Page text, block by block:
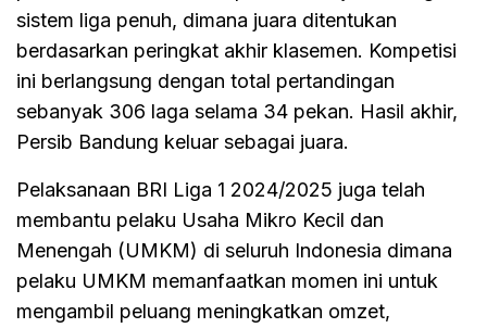
sistem liga penuh, dimana juara ditentukan
berdasarkan peringkat akhir klasemen. Kompetisi
ini berlangsung dengan total pertandingan
sebanyak 306 laga selama 34 pekan. Hasil akhir,
Persib Bandung keluar sebagai juara.
Pelaksanaan BRI Liga 1 2024/2025 juga telah
membantu pelaku Usaha Mikro Kecil dan
Menengah (UMKM) di seluruh Indonesia dimana
pelaku UMKM memanfaatkan momen ini untuk
mengambil peluang meningkatkan omzet,